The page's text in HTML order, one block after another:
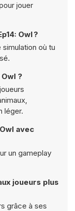
jouer
Owl ?
où tu
?
léger.
avec
un gameplay
joueurs plus
grâce à ses